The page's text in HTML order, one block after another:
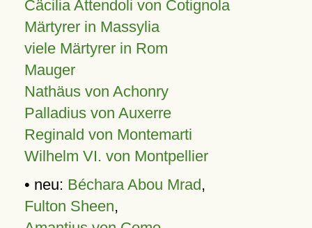
Cäcilia Attendoli von Cotignola
Märtyrer in Massylia
viele Märtyrer in Rom
Mauger
Nathäus von Achonry
Palladius von Auxerre
Reginald von Montemarti
Wilhelm VI. von Montpellier
• neu: Béchara Abou Mrad,
Fulton Sheen,